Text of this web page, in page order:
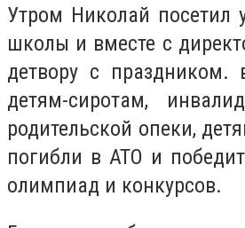
Утром Николай посетил
школы и вместе с
детвору с праздником.
детям-сиротам,
родительской опеки,
погибли в АТО и
олимпиад и конкурсов.